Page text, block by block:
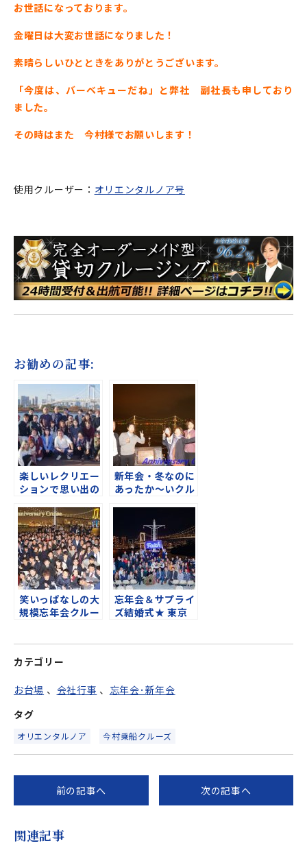
お世話になっております。
金曜日は大変お世話になりました！
素晴らしいひとときをありがとうございます。
「今度は、バーベキューだね」と弊社 副社長も申しており
ました。
その時はまた 今村様でお願いします！
使用クルーザー： オリエンタルノア号
お勧めの記事:
楽しいレクリエー
ションで思い出の
新年会・冬なのに
あったか～いクル
笑いっぱなしの大
規模忘年会クルー
忘年会＆サプライ
ズ結婚式★ 東京
カテゴリー
お台場 、 会社行事 、 忘年会･新年会
タグ
オリエンタルノア 今村乗船クルーズ
前の記事へ 次の記事へ
関連記事